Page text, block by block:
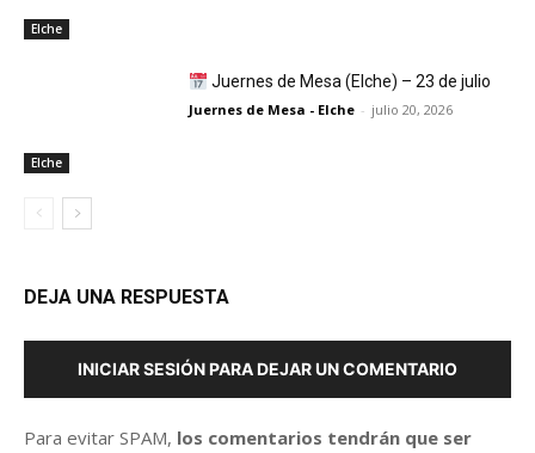
Elche
Elche
Juernes de Mesa (Elche) – 23 de julio
Juernes de Mesa - Elche - julio 20, 2026
DEJA UNA RESPUESTA
INICIAR SESIÓN PARA DEJAR UN COMENTARIO
Para evitar SPAM, los comentarios tendrán que ser